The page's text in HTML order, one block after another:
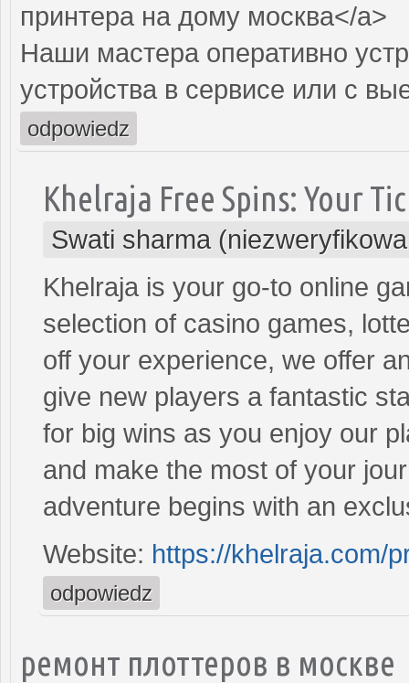
принтера на дому москва</a>
Наши мастера оперативно
устройства в сервисе или с
odpowiedz
Khelraja Free Spins: Your
Swati sharma
Khelraja is your go-to online
selection of casino games,
off your experience, we offer
give new players a fantastic
for big wins as you enjoy our
and make the most of your
adventure begins with an
Website: https://khelraja.com/
odpowiedz
ремонт плоттеров в москве